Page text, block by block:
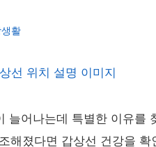
활
어나는데 특별한 이유를
해졌다면 갑상선 건강을